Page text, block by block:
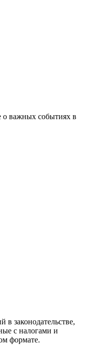
важных событиях в
в законодательстве,
с налогами и
формате.